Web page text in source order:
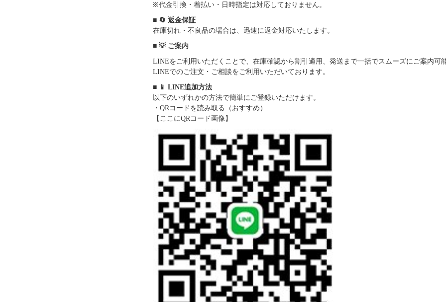
※代金引換・着払い・日時指定は対応しておりません。
■ 🔄 返金保証
在庫切れ・不良品の場合は、迅速に返金対応いたします。
■ 💡 ご案内
LINEをご利用いただくことで、在庫確認から割引適用、発送まで一括でスムーズにご案内可
LINEでのご注文・ご相談をご利用いただいております。
■ 📱 LINE追加方法
以下のいずれかの方法で簡単にご登録いただけます。
・QRコードを読み取る（おすすめ）
【ここにQRコード画像】